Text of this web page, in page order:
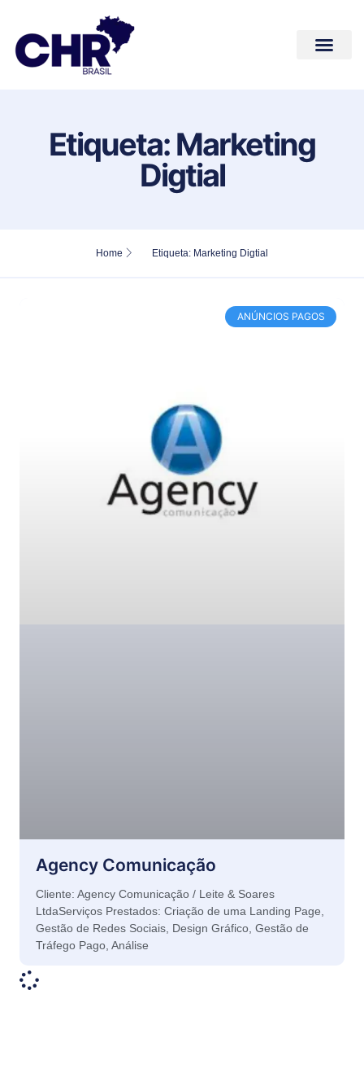
Etiqueta: Marketing
Digtial
Home Etiqueta: Marketing Digtial
ANÚNCIOS PAGOS
Agency Comunicação
Cliente: Agency Comunicação / Leite & Soares
LtdaServiços Prestados: Criação de uma Landing Page,
Gestão de Redes Sociais, Design Gráfico, Gestão de
Tráfego Pago, Análise